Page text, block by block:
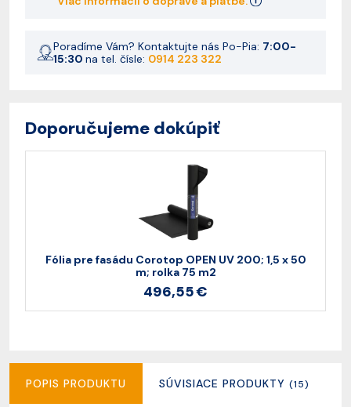
Poradíme Vám? Kontaktujte nás Po-Pia: 7:00-
15:30 na tel. čísle: 0914 223 322
Doporučujeme dokúpiť
Fólia pre fasádu Corotop OPEN UV 200; 1,5 x 50
m; rolka 75 m2
496,55 €
POPIS PRODUKTU SÚVISIACE PRODUKTY (15)